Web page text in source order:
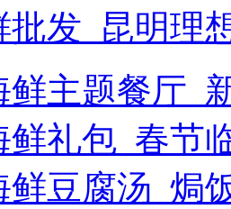
批发_昆明理
鲜主题餐厅_
鲜礼包_春节
鲜豆腐汤_焗